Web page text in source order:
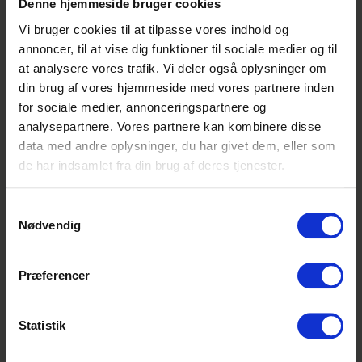
Denne hjemmeside bruger cookies
Vi bruger cookies til at tilpasse vores indhold og
annoncer, til at vise dig funktioner til sociale medier og til
at analysere vores trafik. Vi deler også oplysninger om
din brug af vores hjemmeside med vores partnere inden
for sociale medier, annonceringspartnere og
analysepartnere. Vores partnere kan kombinere disse
data med andre oplysninger, du har givet dem, eller som
de har indsamlet fra din brug af deres tjenester.
Nødvendig
Præferencer
Statistik
eksponering af varer
kundevejledning
drift af varehuset
Lidt om Elektronik
Vi sælger de nyeste produkter, så vores
kunder altid er sikre på at finde det, de søger
hos os. Vi har en god og humoristisk
har rigtig travlt. Vi har forstand på det, vi
sælger, og det kommer i sidste ende vores
produkterne er en stor del af vores